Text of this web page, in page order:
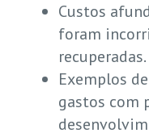
Custos
foram
recuperadas.
Exemplos
gastos com